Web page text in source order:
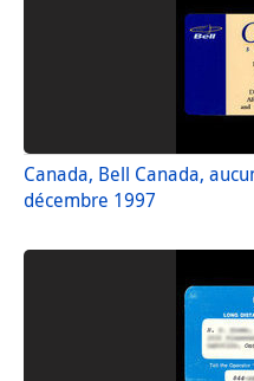
Canada, Bell Canada,
décembre 1997